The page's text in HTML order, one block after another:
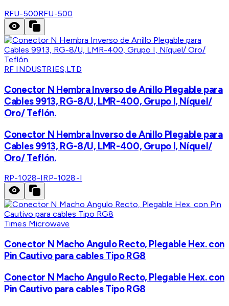
RFU-500RFU-500
RF INDUSTRIES,LTD
Conector N Hembra Inverso de Anillo Plegable para
Cables 9913, RG-8/U, LMR-400, Grupo I, Níquel/
Oro/ Teflón.
Conector N Hembra Inverso de Anillo Plegable para
Cables 9913, RG-8/U, LMR-400, Grupo I, Níquel/
Oro/ Teflón.
RP-1028-IRP-1028-I
Times Microwave
Conector N Macho Angulo Recto, Plegable Hex. con
Pin Cautivo para cables Tipo RG8
Conector N Macho Angulo Recto, Plegable Hex. con
Pin Cautivo para cables Tipo RG8